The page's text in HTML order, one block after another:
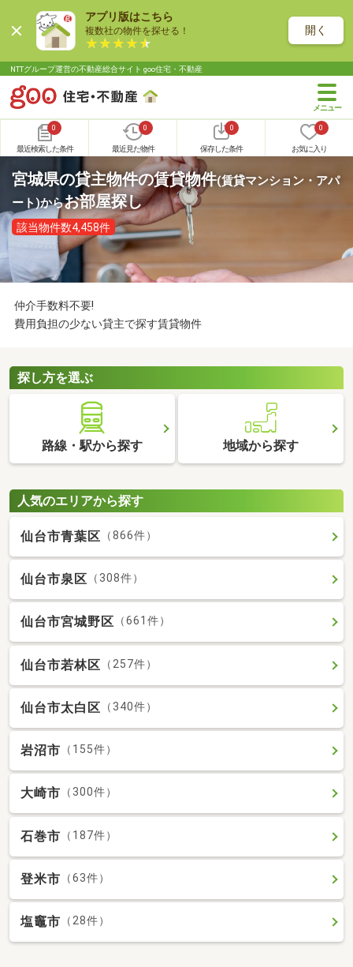
アプリ版はこちら
複数社の物件を探せる！ 開く
NTTグループ運営の不動産総合サイト goo住宅・不動産
0
最近検索した条件
0
最近見た物件
0
保存した条件
0
お気に入り
宮城県の貸主物件の賃貸物件(賃貸マンション・アパ
ート)からお部屋探し
該当物件数4,458件
仲介手数料不要!
費用負担の少ない貸主で探す賃貸物件
探し方を選ぶ
路線・駅から探す 地域から探す
人気のエリアから探す
仙台市青葉区 （866件）
仙台市泉区 （308件）
仙台市宮城野区 （661件）
仙台市若林区 （257件）
仙台市太白区 （340件）
岩沼市 （155件）
大崎市 （300件）
石巻市 （187件）
登米市 （63件）
塩竈市 （28件）